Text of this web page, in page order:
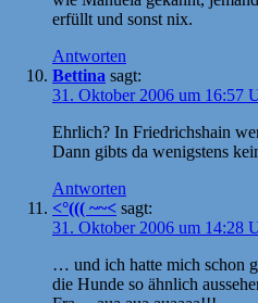
erfüllt und sonst nix.
Antworten
Bettina sagt:
31. Oktober 2006 um 16:57
Ehrlich? In Friedrichshain
Dann gibts da wenigstens
Antworten
<°((( ~~< sagt:
31. Oktober 2006 um 14:28
… und ich hatte mich schon
die Hunde so ähnlich